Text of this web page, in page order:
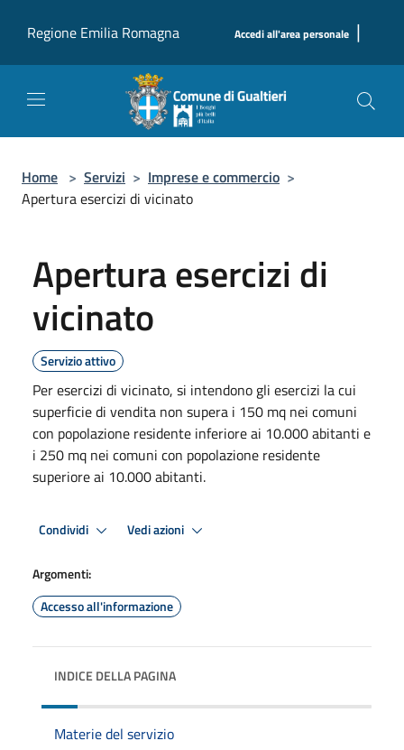
Regione Emilia Romagna
Accedi all'area personale |
Home > Servizi > Imprese e commercio >
Apertura esercizi di vicinato
Apertura esercizi di
vicinato
Servizio attivo
Per esercizi di vicinato, si intendono gli esercizi la cui
superficie di vendita non supera i 150 mq nei comuni
con popolazione residente inferiore ai 10.000 abitanti e
i 250 mq nei comuni con popolazione residente
superiore ai 10.000 abitanti.
Condividi Vedi azioni
Argomenti:
Accesso all'informazione
INDICE DELLA PAGINA
Materie del servizio